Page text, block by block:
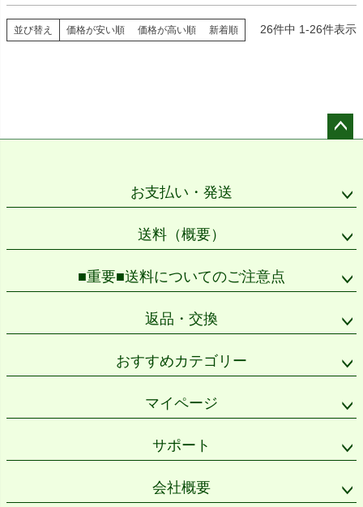
並び替え 価格が安い順 価格が高い順 新着順 26件中 1-26件表示
お支払い・発送
送料（概要）
■重要■送料についてのご注意点
返品・交換
おすすめカテゴリー
マイページ
サポート
会社概要